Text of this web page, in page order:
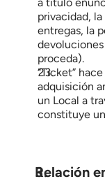
privacidad,
entregas, la
proceda).
“Ticket”
adquisición
un Local a
constituye
Relación